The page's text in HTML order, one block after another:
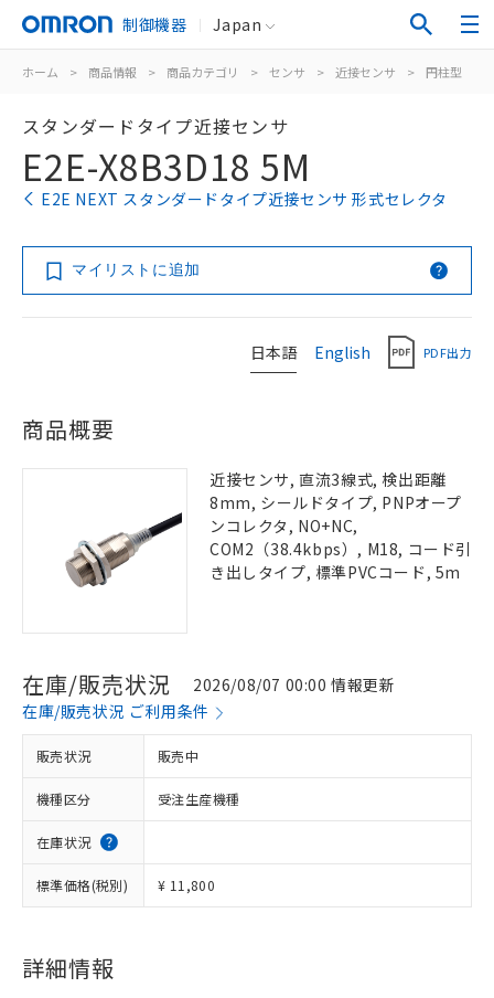
制御機器 Japan
ホーム > 商品情報 > 商品カテゴリ > センサ > 近接センサ > 円柱型
スタンダードタイプ近接センサ
E2E-X8B3D18 5M
E2E NEXT スタンダードタイプ近接センサ 形式セレクタ
マイリストに追加
日本語 English PDF出力
商品概要
近接センサ, 直流3線式, 検出距離
8mm, シールドタイプ, PNPオープ
ンコレクタ, NO+NC,
COM2（38.4kbps）, M18, コード引
き出しタイプ, 標準PVCコード, 5m
在庫/販売状況
2026/08/07 00:00 情報更新
在庫/販売状況 ご利用条件
販売状況 販売中
機種区分 受注生産機種
在庫状況
標準価格(税別) ¥ 11,800
詳細情報